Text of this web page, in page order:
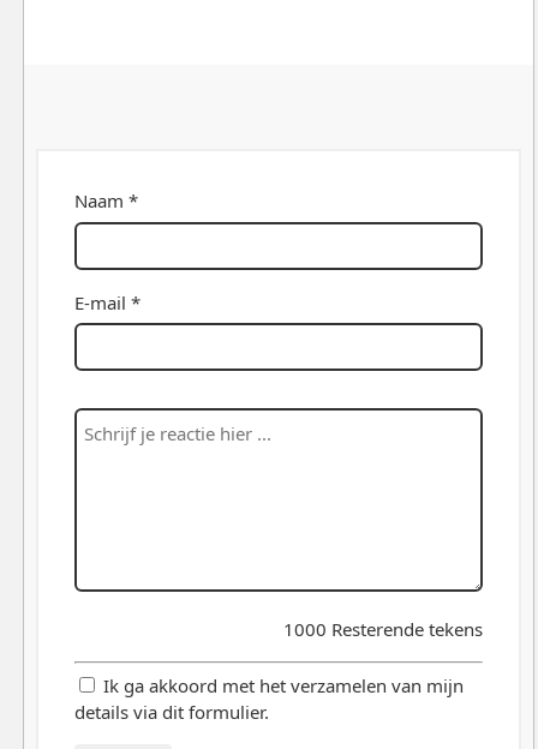
Naam *
E-mail *
1000 Resterende tekens
Ik ga akkoord met het verzamelen van mijn
details via dit formulier.